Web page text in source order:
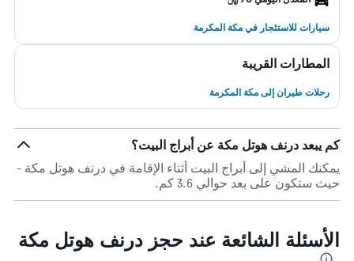
سيارات للاستئجار في مكة المكرمة
المطارات القريبة
رحلات طيران إلى مكة المكرمة
كم يبعد درنف هوتل مكة عن أبراج البيت؟
يمكنك المشي إلى أبراج البيت أثناء الإقامة في درنف هوتل مكة -
حيث ستكون على بعد حوالي 3.6 كم.
الأسئلة الشائعة عند حجز درنف هوتل مكة